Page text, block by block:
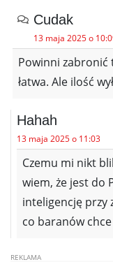
Cudak
13 maja 2025 o
Powinni zabronić
łatwa. Ale ilość
Hahah
13 maja 2025 o 11:03
Czemu mi nikt
wiem, że jest do
inteligencję przy
co baranów